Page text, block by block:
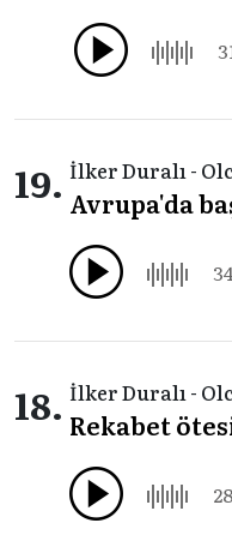
19. İlker Duralı -
Avrupa'da
18. İlker Duralı -
Rekabet